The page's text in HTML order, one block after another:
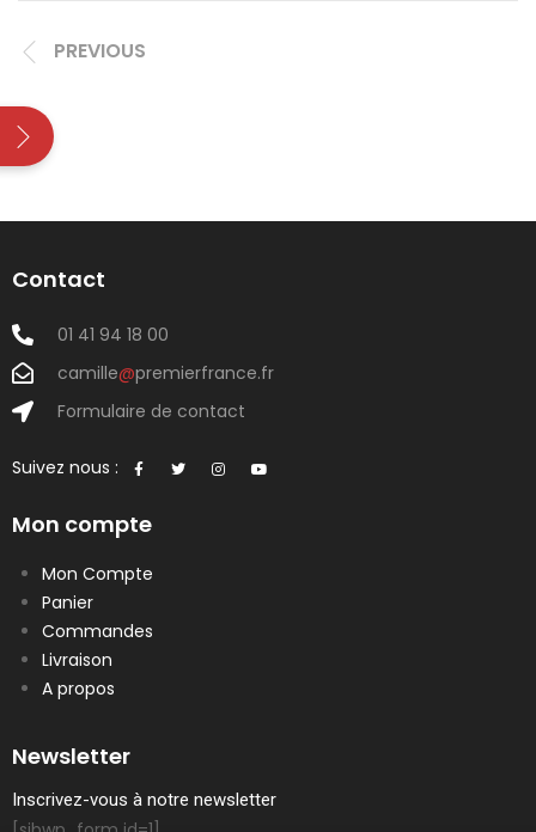
PREVIOUS
Contact
01 41 94 18 00
camille@premierfrance.fr
Formulaire de contact
Suivez nous :
Mon compte
Mon Compte
Panier
Commandes
Livraison
A propos
Newsletter
Inscrivez-vous à notre newsletter